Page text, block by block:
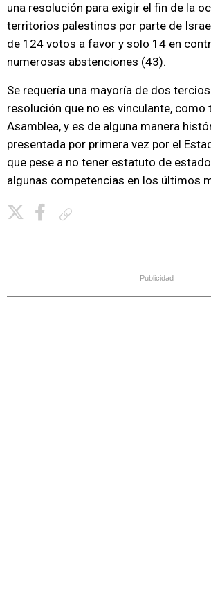
una resolución para exigir el fin de la
territorios palestinos por parte de
de 124 votos a favor y solo 14 en
numerosas abstenciones (43).
Se requería una mayoría de dos
resolución que no es vinculante, como
Asamblea, y es de alguna manera
presentada por primera vez por el
que pese a no tener estatuto de
algunas competencias en los últimos
Publicidad